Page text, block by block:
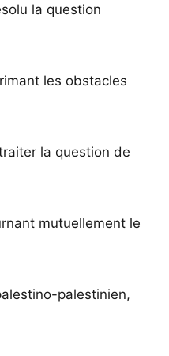
la question
les obstacles
la question de
mutuellement le
palestinien,